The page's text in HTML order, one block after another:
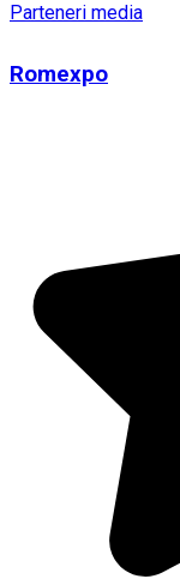
Parteneri media
Romexpo